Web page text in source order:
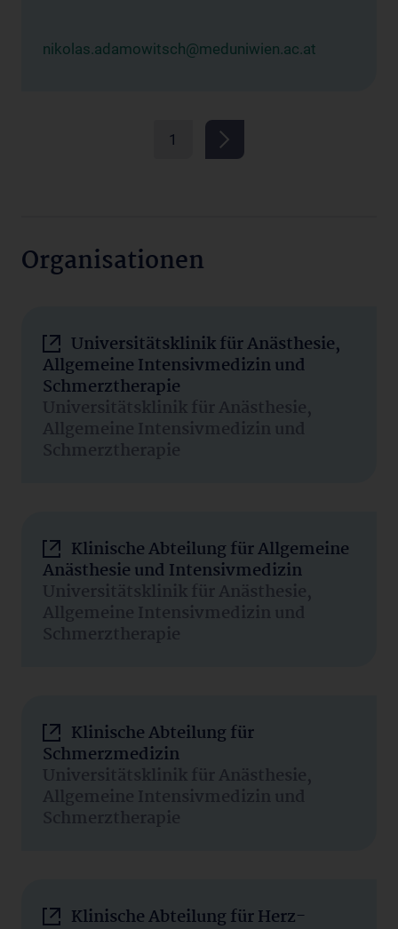
nikolas.adamowitsch@meduniwien.ac.at
1
Organisationen
Universitätsklinik für Anästhesie,
Allgemeine Intensivmedizin und
Schmerztherapie
Universitätsklinik für Anästhesie,
Allgemeine Intensivmedizin und
Schmerztherapie
Klinische Abteilung für Allgemeine
Anästhesie und Intensivmedizin
Universitätsklinik für Anästhesie,
Allgemeine Intensivmedizin und
Schmerztherapie
Klinische Abteilung für
Schmerzmedizin
Universitätsklinik für Anästhesie,
Allgemeine Intensivmedizin und
Schmerztherapie
Klinische Abteilung für Herz-